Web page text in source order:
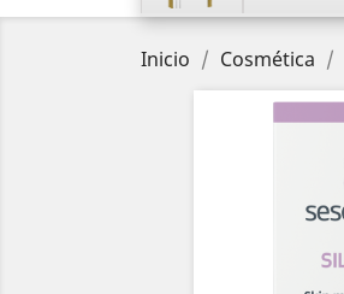
Inicio Cosmética